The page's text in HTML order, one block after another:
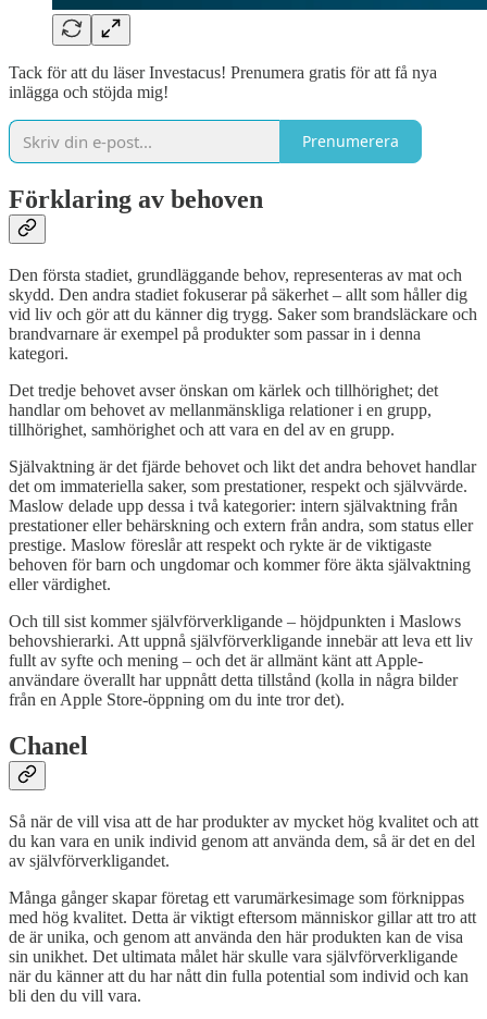
Tack för att du läser Investacus! Prenumera gratis för att få nya
inlägga och stöjda mig!
Prenumerera
Förklaring av behoven
Den första stadiet, grundläggande behov, representeras av mat och
skydd. Den andra stadiet fokuserar på säkerhet – allt som håller dig
vid liv och gör att du känner dig trygg. Saker som brandsläckare och
brandvarnare är exempel på produkter som passar in i denna
kategori.
Det tredje behovet avser önskan om kärlek och tillhörighet; det
handlar om behovet av mellanmänskliga relationer i en grupp,
tillhörighet, samhörighet och att vara en del av en grupp.
Självaktning är det fjärde behovet och likt det andra behovet handlar
det om immateriella saker, som prestationer, respekt och självvärde.
Maslow delade upp dessa i två kategorier: intern självaktning från
prestationer eller behärskning och extern från andra, som status eller
prestige. Maslow föreslår att respekt och rykte är de viktigaste
behoven för barn och ungdomar och kommer före äkta självaktning
eller värdighet.
Och till sist kommer självförverkligande – höjdpunkten i Maslows
behovshierarki. Att uppnå självförverkligande innebär att leva ett liv
fullt av syfte och mening – och det är allmänt känt att Apple-
användare överallt har uppnått detta tillstånd (kolla in några bilder
från en Apple Store-öppning om du inte tror det).
Chanel
Så när de vill visa att de har produkter av mycket hög kvalitet och att
du kan vara en unik individ genom att använda dem, så är det en del
av självförverkligandet.
Många gånger skapar företag ett varumärkesimage som förknippas
med hög kvalitet. Detta är viktigt eftersom människor gillar att tro att
de är unika, och genom att använda den här produkten kan de visa
sin unikhet. Det ultimata målet här skulle vara självförverkligande
när du känner att du har nått din fulla potential som individ och kan
bli den du vill vara.